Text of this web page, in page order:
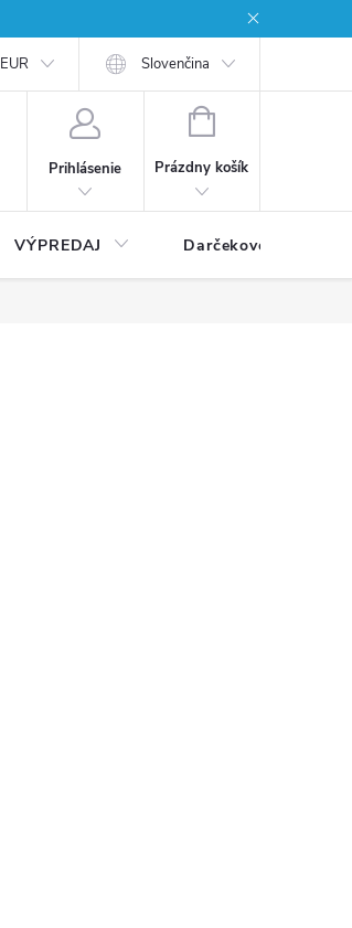
EUR Slovenčina
Prihlásenie
NÁKUPNÝ
Prázdny košík
VÝPREDAJ Darčekové poukážky